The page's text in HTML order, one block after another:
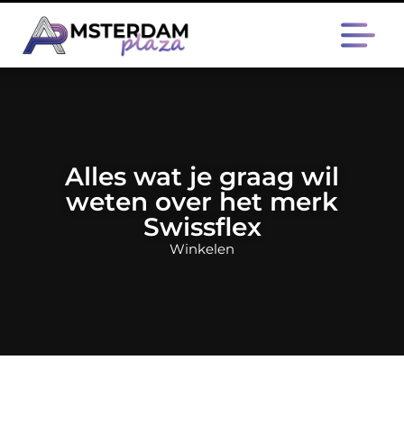
Alles wat je graag wil
weten over het merk
Swissflex
Winkelen